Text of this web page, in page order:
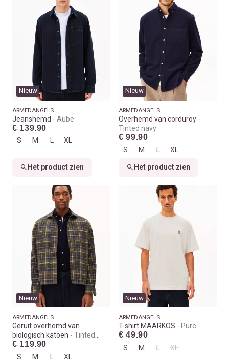
Nieuw
ARMEDANGELS
Jeanshemd Aube
€ 139.90
S M XL
Het product zien
Nieuw
ARMEDANGELS
Overhemd van corduroy
Tinted navy
€ 99.90
S M XL
Het product zien
Nieuw
ARMEDANGELS
Geruit overhemd van
biologisch katoen
Tinted
navy
€ 119.90
S M L XL
Nieuw
ARMEDANGELS
T-shirt MAARKOS Pure
€ 49.90
S M L XL